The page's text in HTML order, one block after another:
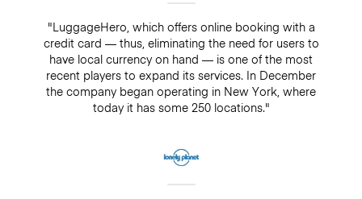
"LuggageHero, which offers online booking with a
credit card — thus, eliminating the need for users to
have local currency on hand — is one of the most
recent players to expand its services. In December
the company began operating in New York, where
today it has some 250 locations."